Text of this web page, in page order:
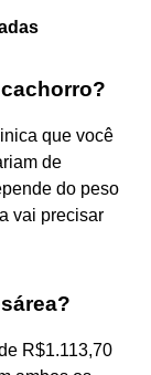
que você
de
do peso
vai precisar
R$1.113,70